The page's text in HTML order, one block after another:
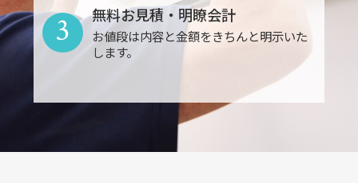
無料お見積・明瞭会計
お値段は内容と金額をきちんと明示いた
します。
3